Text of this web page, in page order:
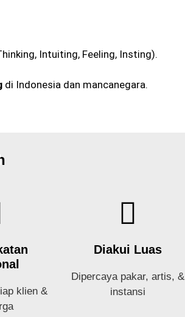
Intuiting, Feeling, Insting).
di Indonesia dan mancanegara.
klien &
Diakui Luas
Dipercaya pakar, artis, &
instansi